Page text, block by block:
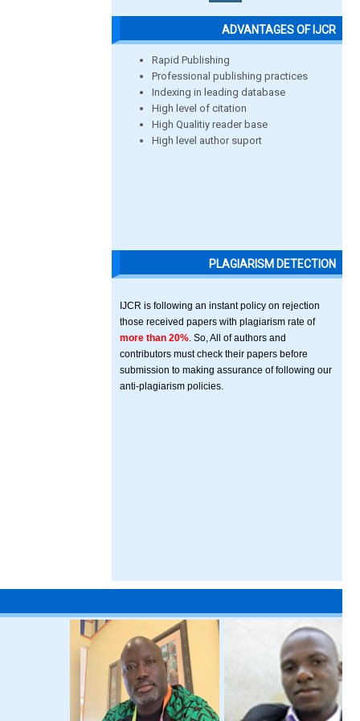
ADVANTAGES OF IJCR
Rapid Publishing
Professional publishing practices
Indexing in leading database
High level of citation
High Qualitiy reader base
High level author suport
PLAGIARISM DETECTION
IJCR is following an instant policy on rejection
those received papers with plagiarism rate of
more than 20% . So, All of authors and
contributors must check their papers before
submission to making assurance of following our
anti-plagiarism policies.